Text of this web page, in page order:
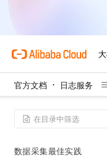
官方文档 日志服务
日志数据采集（Log）
指标数据采集（Metric）
事件数据采集（Event）
数据传输加密
数据采集最佳实践